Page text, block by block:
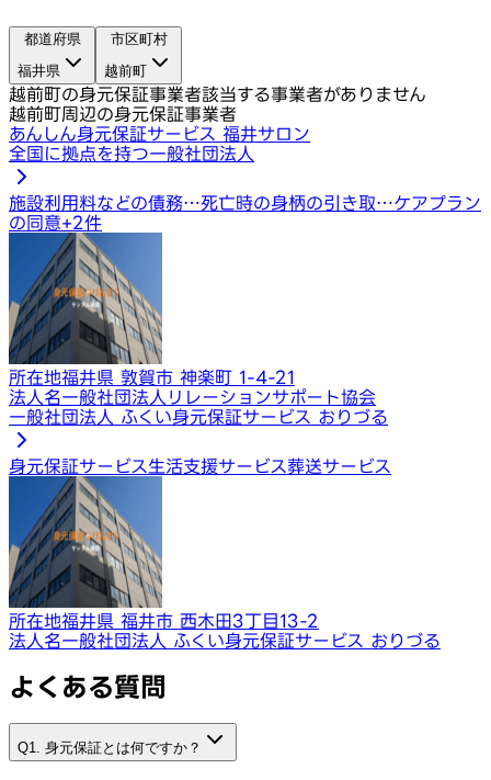
都道府県
福井県
市区町村
越前町
越前町の身元保証事業者該当する事業者がありません
越前町周辺の身元保証事業者
あんしん身元保証サービス 福井サロン
全国に拠点を持つ一般社団法人
施設利用料などの債務…死亡時の身柄の引き取…ケアプラン
の同意+2件
所在地福井県 敦賀市 神楽町 1-4-21
法人名一般社団法人リレーションサポート協会
一般社団法人 ふくい身元保証サービス おりづる
身元保証サービス生活支援サービス葬送サービス
所在地福井県 福井市 西木田3丁目13-2
法人名一般社団法人 ふくい身元保証サービス おりづる
よくある質問
Q1. 身元保証とは何ですか？